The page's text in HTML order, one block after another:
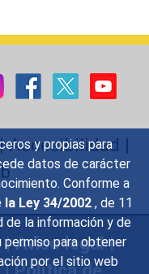
y propias para
datos de carácter
Conforme a
Ley 34/2002 , de 11
de la información y de
para obtener
por el sitio web
Accesibilidad |
|Aviso legal|